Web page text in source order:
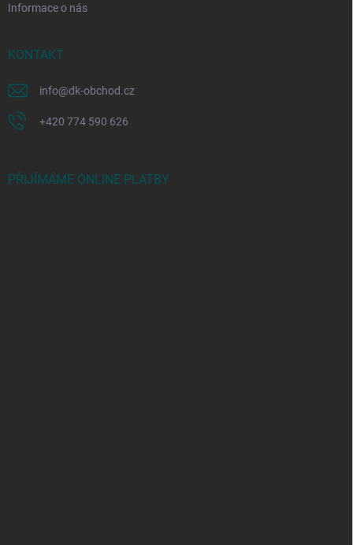
Informace o nás
KONTAKT
info@dk-obchod.cz
+420 774 590 626
PŘIJÍMÁME ONLINE PLATBY